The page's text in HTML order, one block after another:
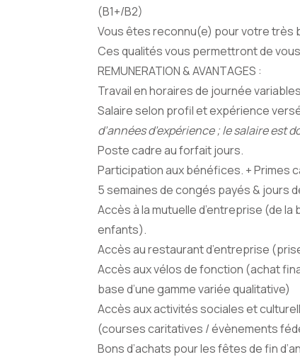
(B1+/B2)
Vous êtes reconnu(e) pour votre très
Ces qualités vous permettront de
REMUNERATION & AVANTAGES :
Travail en horaires de journée variables
Salaire selon profil et expérience
d’années d’expérience ; le salaire est
Poste cadre au forfait jours.
Participation aux bénéfices. + Primes
5 semaines de congés payés & jours
Accès à la mutuelle d’entreprise (de
enfants).
Accès au restaurant d’entreprise
Accès aux vélos de fonction (achat
base d’une gamme variée qualitative)
Accès aux activités sociales et
(courses caritatives / évènements
Bons d’achats pour les fêtes de fin